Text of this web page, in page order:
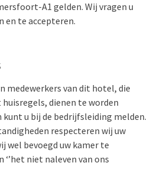
A1 gelden. Wij vragen u
en te accepteren.
medewerkers van dit hotel, die
dienen te worden
u bij de bedrijfsleiding melden.
respecteren wij uw
wel bevoegd uw kamer te
‘’het niet naleven van ons